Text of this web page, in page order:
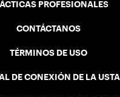
PROFESIONALES
CONTÁCTANOS
TÉRMINOS DE USO
DE CONEXIÓN DE LA USTA